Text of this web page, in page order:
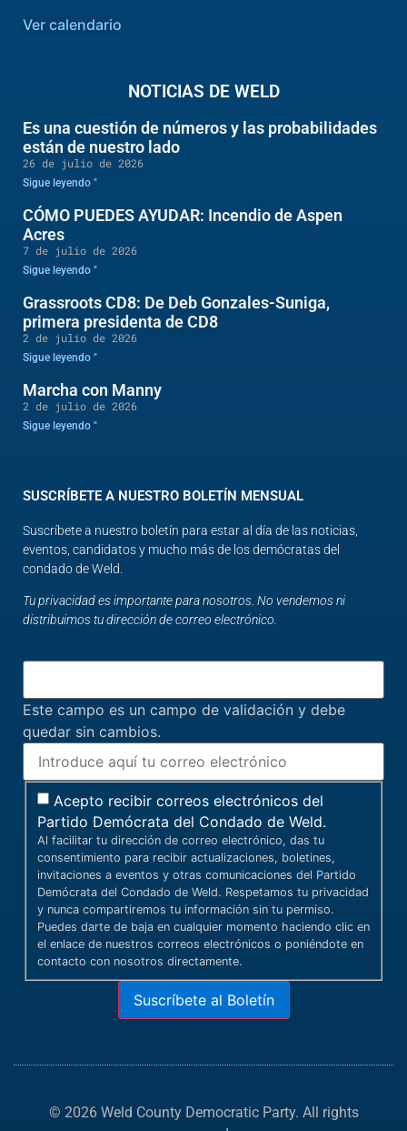
Ver calendario
NOTICIAS DE WELD
Es una cuestión de números y las probabilidades
están de nuestro lado
26 de julio de 2026
Sigue leyendo "
CÓMO PUEDES AYUDAR: Incendio de Aspen
Acres
7 de julio de 2026
Sigue leyendo "
Grassroots CD8: De Deb Gonzales-Suniga,
primera presidenta de CD8
2 de julio de 2026
Sigue leyendo "
Marcha con Manny
2 de julio de 2026
Sigue leyendo "
SUSCRÍBETE A NUESTRO BOLETÍN MENSUAL
Suscríbete a nuestro boletín para estar al día de las noticias,
eventos, candidatos y mucho más de los demócratas del
condado de Weld.
Tu privacidad es importante para nosotros. No vendemos ni
distribuimos tu dirección de correo electrónico.
Este campo es un campo de validación y debe
quedar sin cambios.
Acepto recibir correos electrónicos del
Partido Demócrata del Condado de Weld.
Al facilitar tu dirección de correo electrónico, das tu
consentimiento para recibir actualizaciones, boletines,
invitaciones a eventos y otras comunicaciones del Partido
Demócrata del Condado de Weld. Respetamos tu privacidad
y nunca compartiremos tu información sin tu permiso.
Puedes darte de baja en cualquier momento haciendo clic en
el enlace de nuestros correos electrónicos o poniéndote en
contacto con nosotros directamente.
Suscríbete al Boletín
© 2026 Weld County Democratic Party. All rights